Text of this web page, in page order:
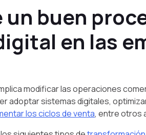
buen
en las
modificar las operaciones
adoptar sistemas digitales,
los ciclos de venta, entre otros